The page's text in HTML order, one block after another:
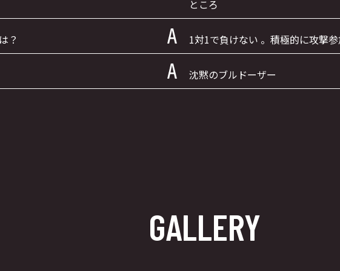
ところ
？ 1対1で負けない 。積極的に攻撃
沈黙のブルドーザー
GALLERY